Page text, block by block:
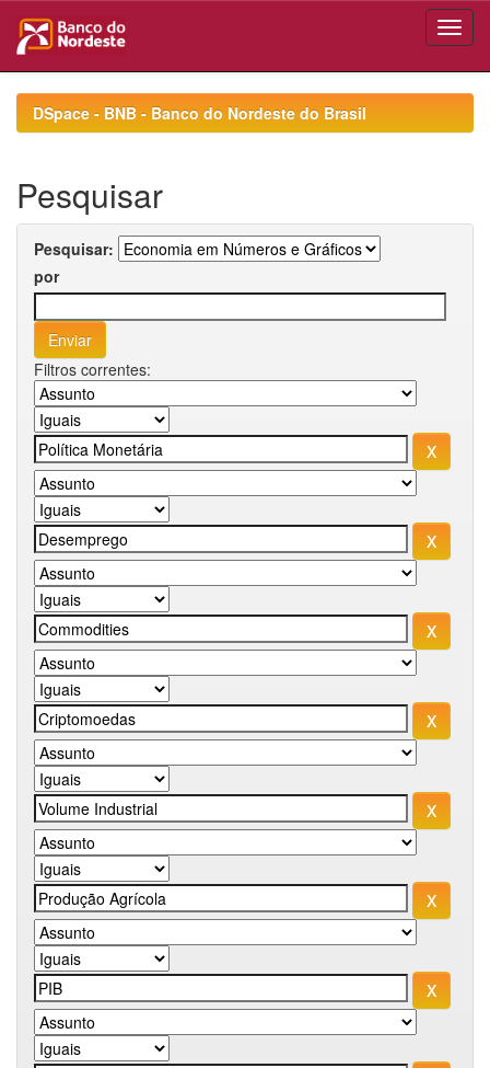
navigationDSpace - BNB - Banco do Nordeste do Brasil
Pesquisar
Pesquisar:
por
Filtros correntes: